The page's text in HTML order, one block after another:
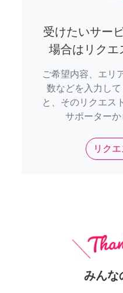
受けたいサー
場合はリクエ
ご希望内容、エリ
数などを入力し
と、そのリクエス
サポーターか
リク
みんな